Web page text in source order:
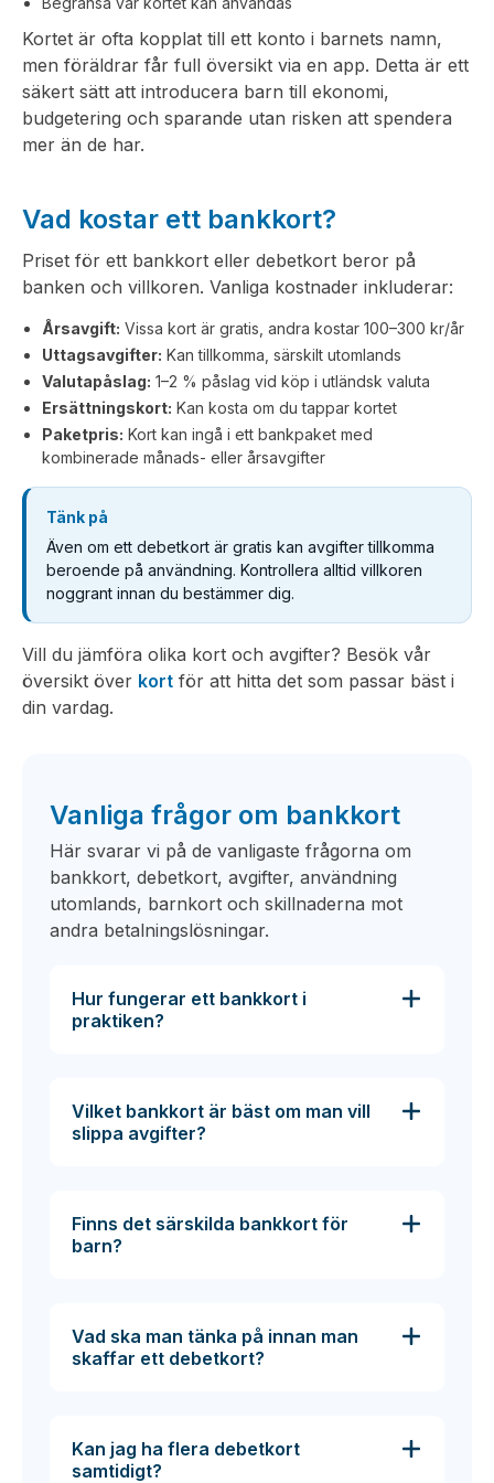
Kortet är ofta kopplat till ett konto i barnets namn,
men föräldrar får full översikt via en app. Detta är ett
säkert sätt att introducera barn till ekonomi,
budgetering och sparande utan risken att spendera
mer än de har.
Vad kostar ett bankkort?
Priset för ett bankkort eller debetkort beror på
banken och villkoren. Vanliga kostnader inkluderar:
Årsavgift: Vissa kort är gratis, andra kostar 100–300 kr/år
Uttagsavgifter: Kan tillkomma, särskilt utomlands
Valutapåslag: 1–2 % påslag vid köp i utländsk valuta
Ersättningskort: Kan kosta om du tappar kortet
Paketpris: Kort kan ingå i ett bankpaket med
kombinerade månads- eller årsavgifter
Tänk på
Även om ett debetkort är gratis kan avgifter tillkomma
beroende på användning. Kontrollera alltid villkoren
noggrant innan du bestämmer dig.
Vill du jämföra olika kort och avgifter? Besök vår
översikt över kort för att hitta det som passar bäst i
din vardag.
Vanliga frågor om bankkort
Här svarar vi på de vanligaste frågorna om
bankkort, debetkort, avgifter, användning
utomlands, barnkort och skillnaderna mot
andra betalningslösningar.
Hur fungerar ett bankkort i
praktiken?
Vilket bankkort är bäst om man vill
slippa avgifter?
Finns det särskilda bankkort för
barn?
Vad ska man tänka på innan man
skaffar ett debetkort?
Kan jag ha flera debetkort
samtidigt?